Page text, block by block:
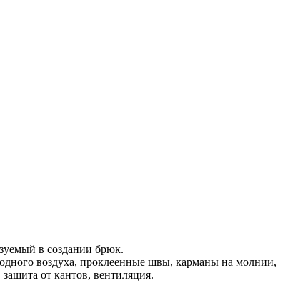
в создании брюк.
воздуха, проклеенные швы, карманы на молнии,
от кантов, вентиляция.